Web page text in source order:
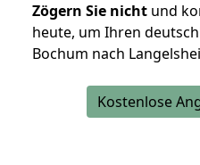
Zögern Sie nicht und
heute, um Ihren
Bochum nach
Kostenlose